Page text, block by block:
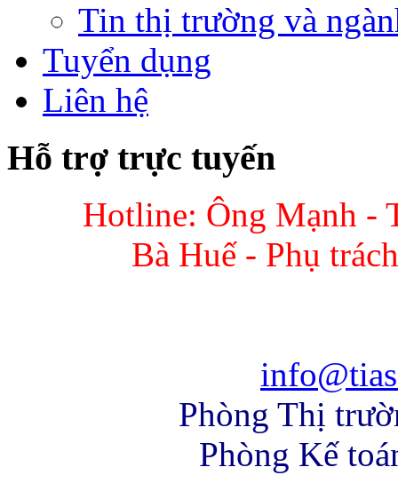
Tin thị trường và
Tuyển dụng
Liên hệ
Hỗ trợ trực tuyến
Hotline: Ông Mạnh -
Bà Huế - Phụ
Phòng Thị
Phòng Kế